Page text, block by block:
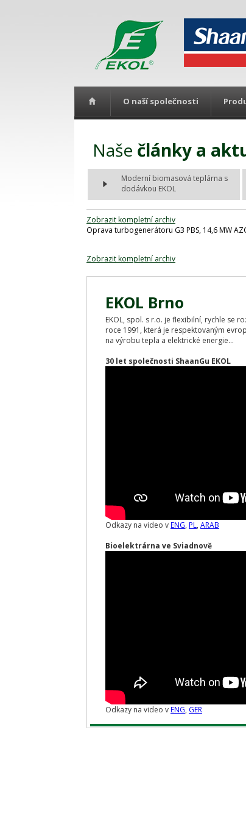
O naší společnosti
Naše články a
Moderní biomasová teplárna s
dodávkou EKOL
Zobrazit kompletní archiv
Oprava turbogenerátoru G3 PBS, 14,6 MW
Zobrazit kompletní archiv
EKOL Brno
EKOL, spol. s r.o. je flexibilní, rychle se
roce 1991, která je respektovaným
na výrobu tepla a elektrické energie...
30 let společnosti ShaanGu EKOL
Odkazy na video vENG, PL, ARAB
Bioelektrárna ve Sviadnově
Odkazy na video vENG, GER